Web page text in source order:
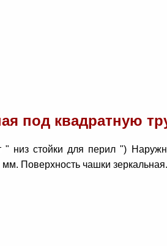
под квадратную
низ стойки для перил ")
Поверхность чашки